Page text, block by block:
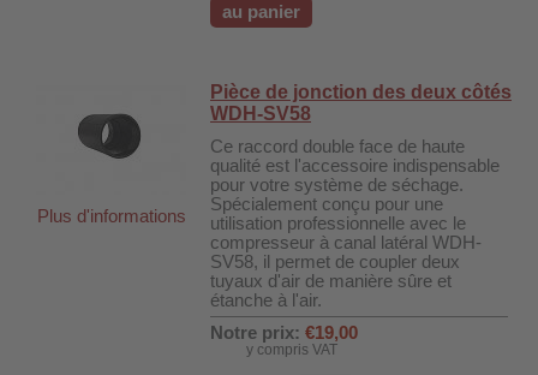
au panier
Plus d'informations
Pièce de jonction des deux côtés
WDH-SV58
Ce raccord double face de haute
qualité est l'accessoire indispensable
pour votre système de séchage.
Spécialement conçu pour une
utilisation professionnelle avec le
compresseur à canal latéral WDH-
SV58, il permet de coupler deux
tuyaux d'air de manière sûre et
étanche à l'air.
Notre prix: €19,00
y compris VAT